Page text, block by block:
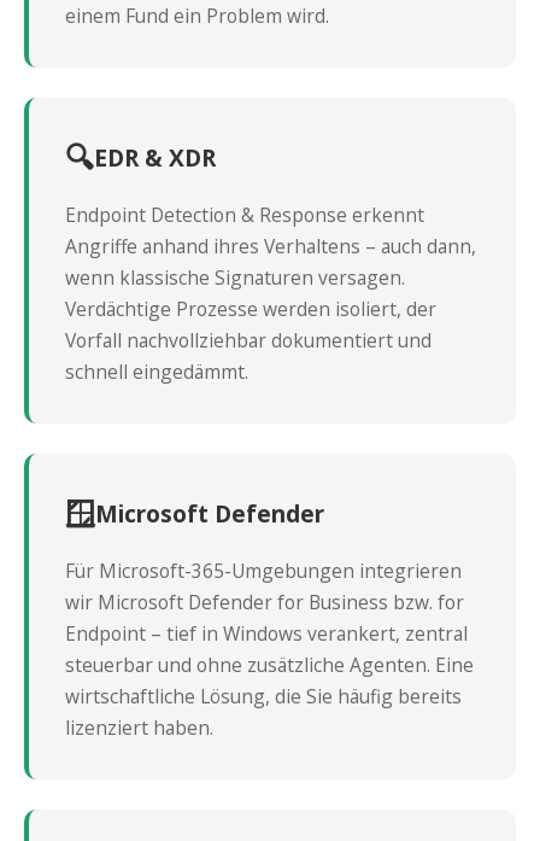
einem Fund ein Problem wird.
🔍EDR & XDR
Endpoint Detection & Response erkennt
Angriffe anhand ihres Verhaltens – auch dann,
wenn klassische Signaturen versagen.
Verdächtige Prozesse werden isoliert, der
Vorfall nachvollziehbar dokumentiert und
schnell eingedämmt.
🪟Microsoft Defender
Für Microsoft-365-Umgebungen integrieren
wir Microsoft Defender for Business bzw. for
Endpoint – tief in Windows verankert, zentral
steuerbar und ohne zusätzliche Agenten. Eine
wirtschaftliche Lösung, die Sie häufig bereits
lizenziert haben.